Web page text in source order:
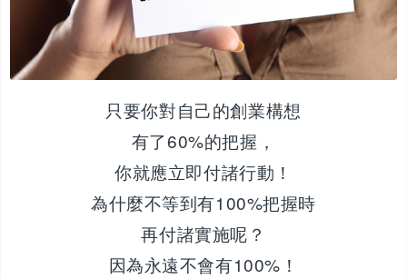
只要你對自己的創業構想
有了60%的把握，
你就應立即付諸行動！
為什麼不等到有100%把握時
再付諸實施呢？
因為永遠不會有100%！